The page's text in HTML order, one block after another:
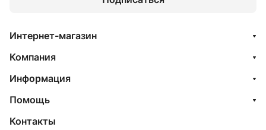
Интернет-магазин
Компания
Информация
Помощь
Контакты